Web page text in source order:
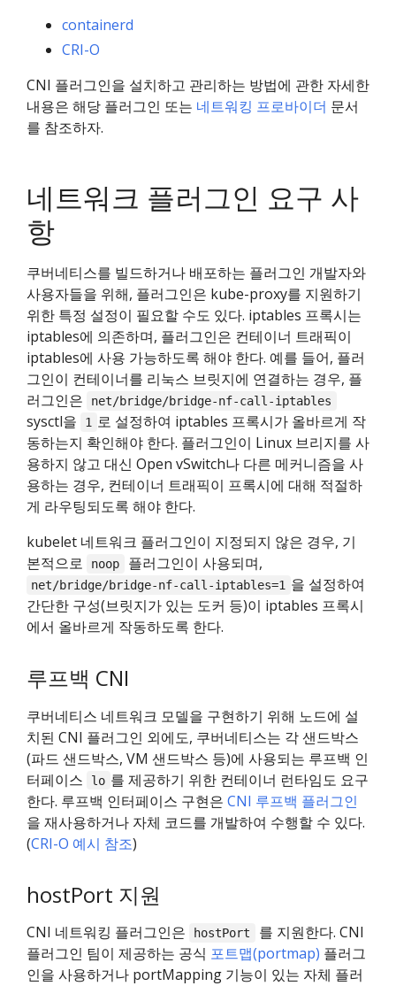
containerd
CRI-O
CNI 플러그인을 설치하고 관리하는 방법에 관한 자세한
내용은 해당 플러그인 또는 네트워킹 프로바이더 문서
를 참조하자.
네트워크 플러그인 요구 사
항
쿠버네티스를 빌드하거나 배포하는 플러그인 개발자와
사용자들을 위해, 플러그인은 kube-proxy를 지원하기
위한 특정 설정이 필요할 수도 있다. iptables 프록시는
iptables에 의존하며, 플러그인은 컨테이너 트래픽이
iptables에 사용 가능하도록 해야 한다. 예를 들어, 플러
그인이 컨테이너를 리눅스 브릿지에 연결하는 경우, 플
러그인은
net/bridge/bridge-nf-call-iptables
sysctl을 1 로 설정하여 iptables 프록시가 올바르게 작
동하는지 확인해야 한다. 플러그인이 Linux 브리지를 사
용하지 않고 대신 Open vSwitch나 다른 메커니즘을 사
용하는 경우, 컨테이너 트래픽이 프록시에 대해 적절하
게 라우팅되도록 해야 한다.
kubelet 네트워크 플러그인이 지정되지 않은 경우, 기
본적으로
noop 플러그인이 사용되며,
net/bridge/bridge-nf-call-iptables=1 을 설정하여
간단한 구성(브릿지가 있는 도커 등)이 iptables 프록시
에서 올바르게 작동하도록 한다.
루프백 CNI
쿠버네티스 네트워크 모델을 구현하기 위해 노드에 설
치된 CNI 플러그인 외에도, 쿠버네티스는 각 샌드박스
(파드 샌드박스, VM 샌드박스 등)에 사용되는 루프백 인
터페이스
lo 를 제공하기 위한 컨테이너 런타임도 요구
한다. 루프백 인터페이스 구현은 CNI 루프백 플러그인
을 재사용하거나 자체 코드를 개발하여 수행할 수 있다.
(CRI-O 예시 참조)
hostPort 지원
CNI 네트워킹 플러그인은 hostPort
를 지원한다. CNI
플러그인 팀이 제공하는 공식 포트맵(portmap) 플러그
인을 사용하거나 portMapping 기능이 있는 자체 플러